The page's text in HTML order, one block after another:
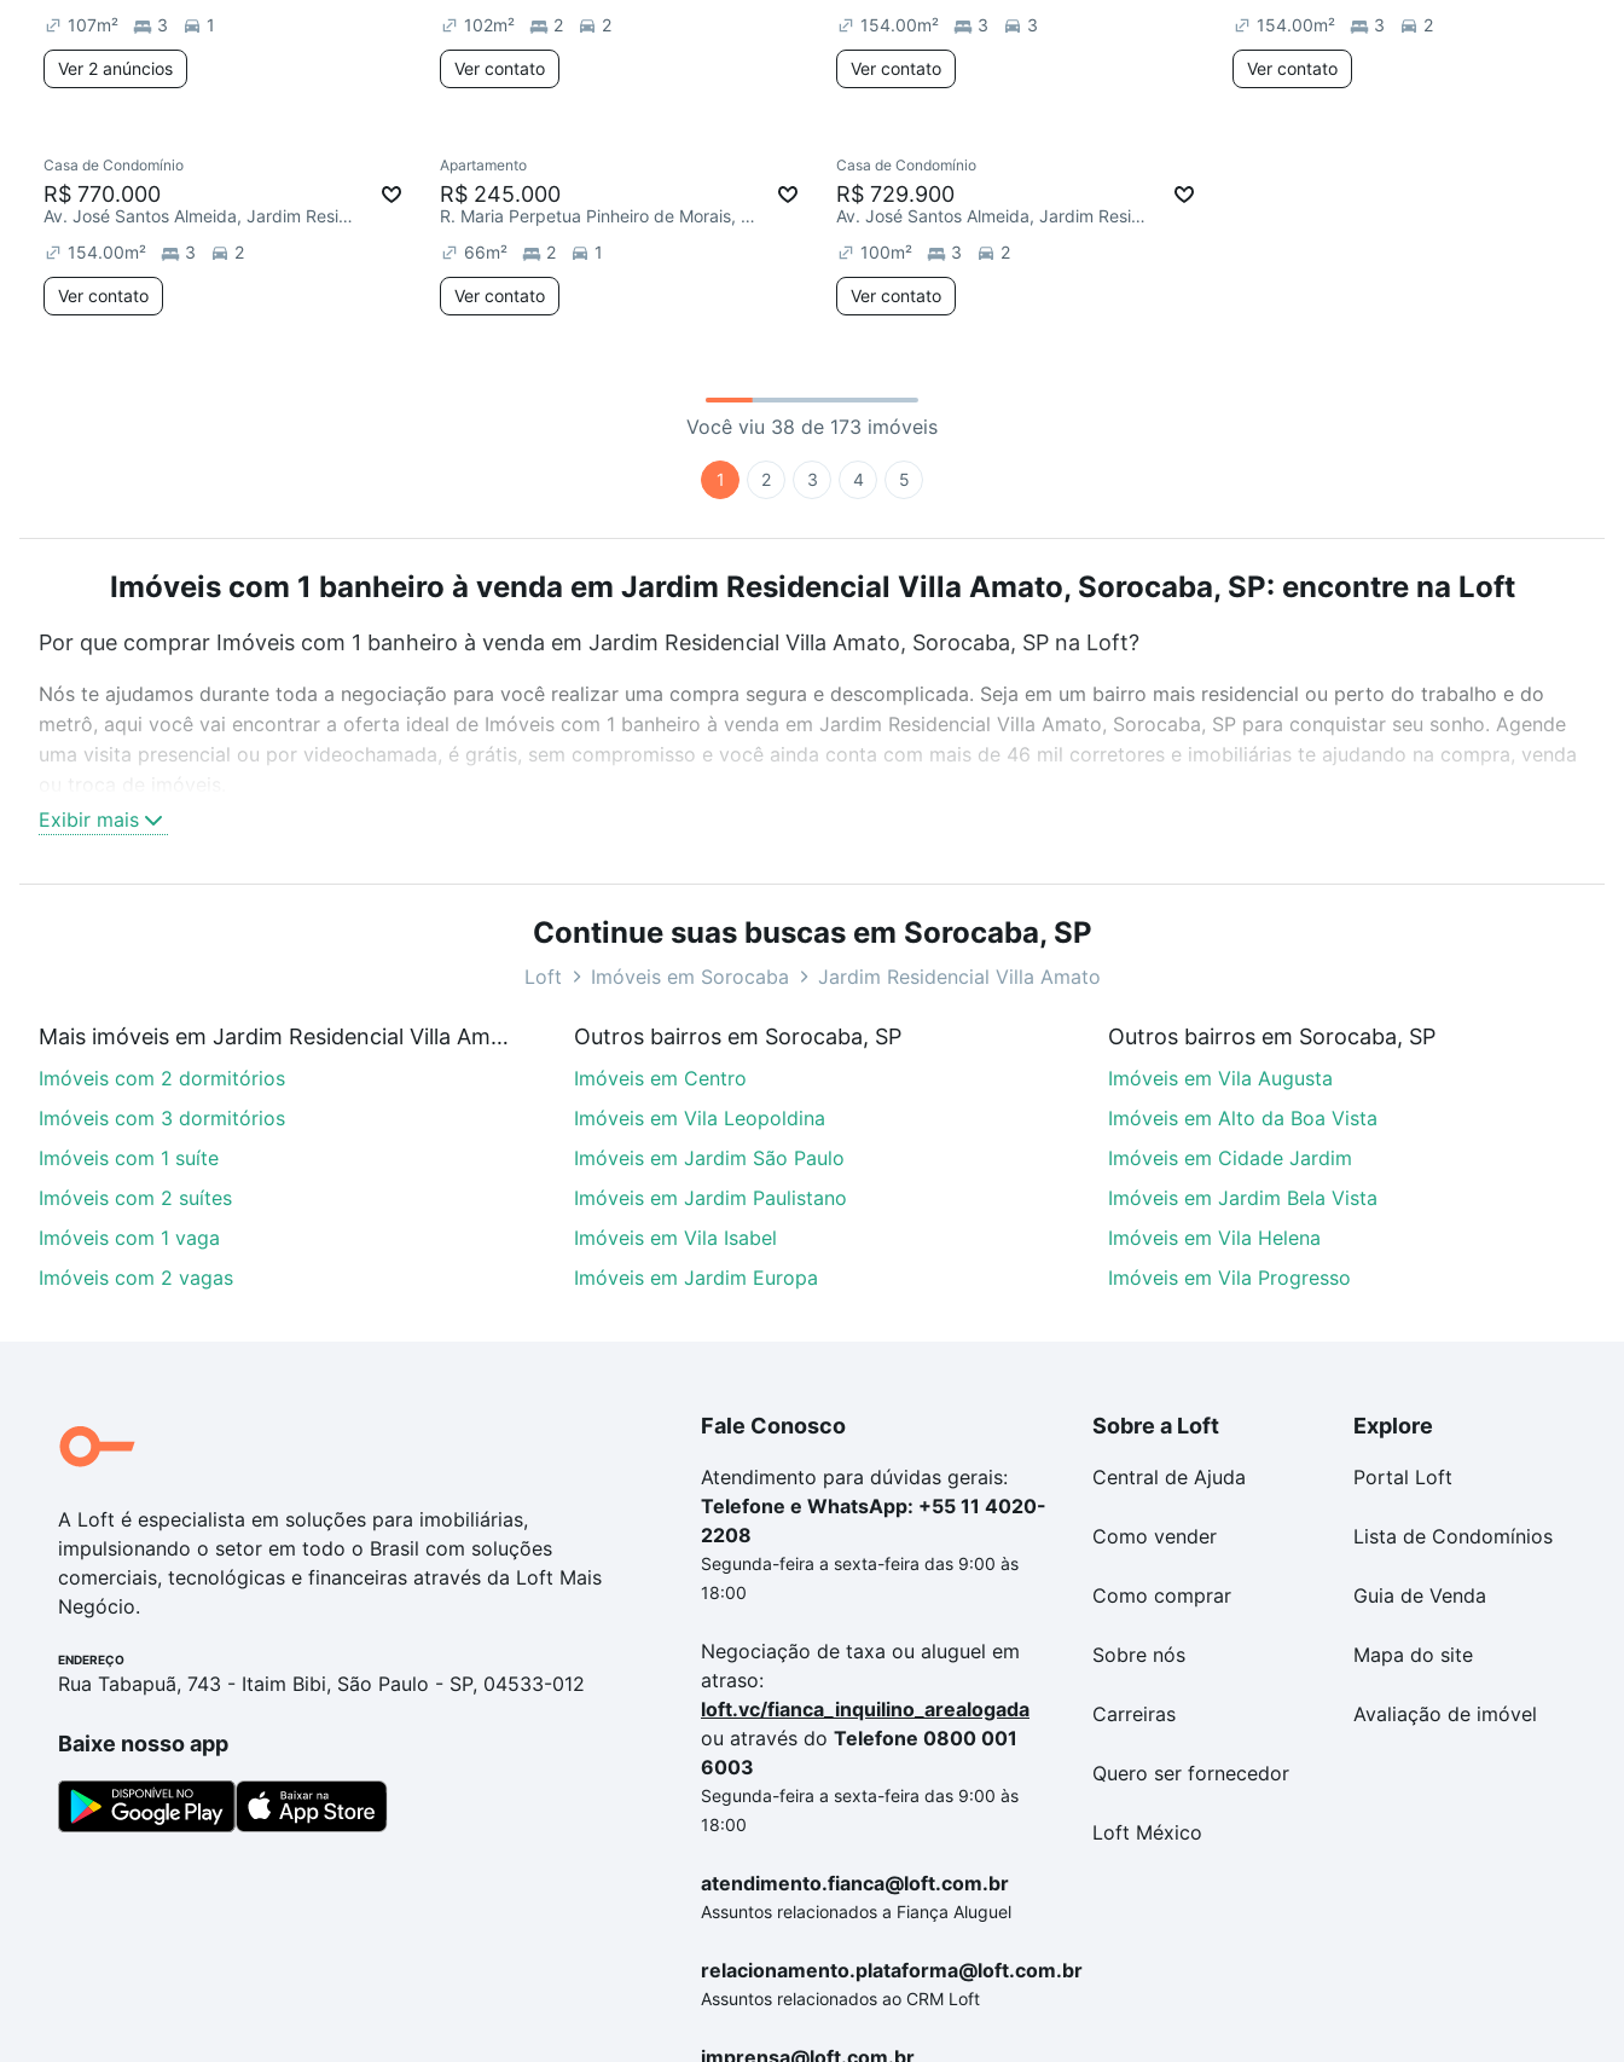
107m² 3 1
Ver 2 anúncios
102m² 2 2
Ver contato
154.00m² 3 3
Ver contato
154.00m² 3 2
Ver contato
Casa de Condomínio
R$ 770.000
Av. José Santos Almeida, Jardim Residencial Villa Amato
154.00m² 3 2
Ver contato
Apartamento
R$ 245.000
R. Maria Perpetua Pinheiro de Morais, Jardim Residencial Villa Amato
66m² 2 1
Ver contato
Casa de Condomínio
R$ 729.900
Av. José Santos Almeida, Jardim Residencial Villa Amato
100m² 3 2
Ver contato
Você viu 38 de 173 imóveis
1 2 3 4 5
Imóveis com 1 banheiro à venda em Jardim Residencial Villa Amato, Sorocaba, SP: encontre na Loft
Por que comprar Imóveis com 1 banheiro à venda em Jardim Residencial Villa Amato, Sorocaba, SP na Loft?
Nós te ajudamos durante toda a negociação para você realizar uma compra segura e descomplicada. Seja em um bairro mais residencial ou perto do trabalho e do
metrô, aqui você vai encontrar a oferta ideal de Imóveis com 1 banheiro à venda em Jardim Residencial Villa Amato, Sorocaba, SP para conquistar seu sonho. Agende
uma visita presencial ou por videochamada, é grátis, sem compromisso e você ainda conta com mais de 46 mil corretores e imobiliárias te ajudando na compra, venda
Como escolher um imóvel?
Use barra de busca no topo para pesquisar por ruas, bairros e até condomínios favoritos. Você também pode usar os filtros como quantidade de quartos, suítes, com
ou sem vaga de garagem para combinar perfeitamente com o preço, metragem e comodidades, como piscina, academia, salão de festas ou área verde e encontrar
Imóveis com 1 banheiro à venda em Jardim Residencial Villa Amato, Sorocaba, SP ideal para você na Loft.
Aqui na Loft temos a oferta ideal para você, com Imóveis com 1 banheiro à venda em Jardim Residencial Villa Amato, Sorocaba, SP que custam a partir de R$ 0 e com
nossas opções de financiamento imobiliário as parcelas podem se adequar ao seu orçamento. Se ainda tem alguma dúvida dos custos envolvidos no processo de
compra, veja em nosso portal
quanto custa comprar um apartamento e conte com a gente para comprar o imóvel dos seus sonhos com segurança e conforto. Loft,
Exibir mais
Continue suas buscas em Sorocaba, SP
Loft Imóveis em Sorocaba Jardim Residencial Villa Amato
Mais imóveis em Jardim Residencial Villa Amato
Imóveis com 2 dormitórios
Imóveis com 3 dormitórios
Imóveis com 1 suíte
Imóveis com 2 suítes
Imóveis com 1 vaga
Imóveis com 2 vagas
Outros bairros em Sorocaba, SP
Imóveis em Centro
Imóveis em Vila Leopoldina
Imóveis em Jardim São Paulo
Imóveis em Jardim Paulistano
Imóveis em Vila Isabel
Imóveis em Jardim Europa
Outros bairros em Sorocaba, SP
Imóveis em Vila Augusta
Imóveis em Alto da Boa Vista
Imóveis em Cidade Jardim
Imóveis em Jardim Bela Vista
Imóveis em Vila Helena
Imóveis em Vila Progresso
A Loft é especialista em soluções para imobiliárias,
impulsionando o setor em todo o Brasil com soluções
comerciais, tecnológicas e financeiras através da Loft Mais
Negócio.
ENDEREÇO
Rua Tabapuã, 743 - Itaim Bibi, São Paulo - SP, 04533-012
Baixe nosso app
Fale Conosco
Atendimento para dúvidas gerais:
Telefone e WhatsApp: +55 11 4020-
2208
Segunda-feira a sexta-feira das 9:00 às
18:00
Negociação de taxa ou aluguel em
atraso:
loft.vc/fianca_inquilino_arealogada
ou através do Telefone 0800 001
6003
Segunda-feira a sexta-feira das 9:00 às
18:00
atendimento.fianca@loft.com.br
Assuntos relacionados a Fiança Aluguel
relacionamento.plataforma@loft.com.br
Assuntos relacionados ao CRM Loft
imprensa@loft.com.br
Sobre a Loft
Central de Ajuda
Como vender
Como comprar
Sobre nós
Carreiras
Quero ser fornecedor
Loft México
Explore
Portal Loft
Lista de Condomínios
Guia de Venda
Mapa do site
Avaliação de imóvel